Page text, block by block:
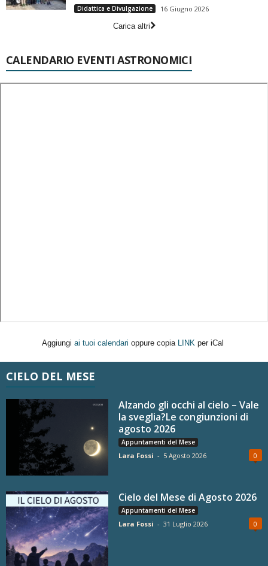
Didattica e Divulgazione
16 Giugno 2026
Carica altri
CALENDARIO EVENTI ASTRONOMICI
Aggiungi ai tuoi calendari oppure copia LINK per iCal
CIELO DEL MESE
Alzando gli occhi al cielo – Vale
la sveglia?Le congiunzioni di
agosto 2026
Appuntamenti del Mese
Lara Fossi - 5 Agosto 2026 0
Cielo del Mese di Agosto 2026
Appuntamenti del Mese
Lara Fossi - 31 Luglio 2026 0